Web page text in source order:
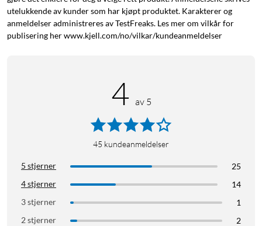
utelukkende av kunder som har kjøpt produktet. Karakterer og
anmeldelser administreres av TestFreaks. Les mer om vilkår for
publisering her www.kjell.com/no/vilkar/kundeanmeldelser
4 av 5
45 kundeanmeldelser
5 stjerner
25
4 stjerner
14
3 stjerner
1
2 stjerner
2